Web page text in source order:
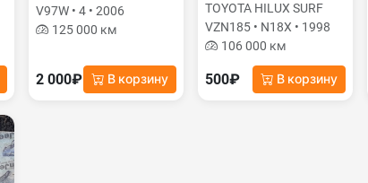
V97W • 4 • 2006
125 000 км
2 000₽ В корзину
TOYOTA HILUX SURF
VZN185 • N18X • 1998
106 000 км
500₽ В корзину